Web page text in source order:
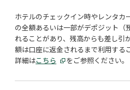
ホテルのチェックイン時やレンタカ
の全額あるいは一部がデポジット（
れることがあり、残高からも差し引
額は口座に返金されるまで利用する
詳細はこちら をご参照ください。